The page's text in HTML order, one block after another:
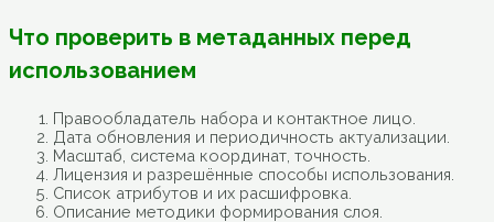
Что проверить в метаданных перед
использованием
Правообладатель набора и контактное лицо.
Дата обновления и периодичность актуализации.
Масштаб, система координат, точность.
Лицензия и разрешённые способы использования.
Список атрибутов и их расшифровка.
Описание методики формирования слоя.